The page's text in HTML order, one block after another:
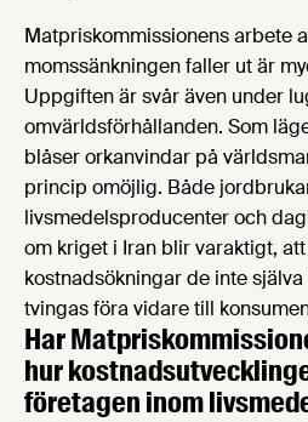
Matpriskommissionens arbete
momssänkningen faller ut är
Uppgiften är svår även under
omvärldsförhållanden. Som
blåser orkanvindar på
princip omöjlig. Både
livsmedelsproducenter och
om kriget i Iran blir varaktigt,
kostnadsökningar de inte
tvingas föra vidare till
Har
hur
företagen inom